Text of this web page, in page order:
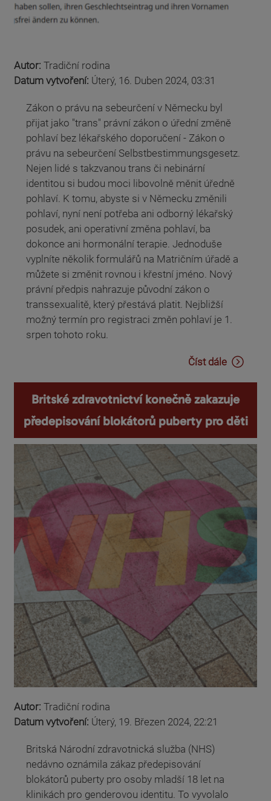
Autor: Tradiční rodina
Datum vytvoření: Úterý, 16. Duben 2024, 03:31
Zákon o právu na sebeurčení v Německu byl
přijat jako "trans" právní zákon o úřední změně
pohlaví bez lékařského doporučení - Zákon o
právu na sebeurčení Selbstbestimmungsgesetz.
Nejen lidé s takzvanou trans či nebinární
identitou si budou moci libovolně měnit úředně
pohlaví. K tomu, abyste si v Německu změnili
pohlaví, nyní není potřeba ani odborný lékařský
posudek, ani operativní změna pohlaví, ba
dokonce ani hormonální terapie. Jednoduše
vyplníte několik formulářů na Matričním úřadě a
můžete si změnit rovnou i křestní jméno. Nový
právní předpis nahrazuje původní zákon o
transsexualitě, který přestává platit. Nejbližší
možný termín pro registraci změn pohlaví je 1.
srpen tohoto roku.
Číst dále
Britské zdravotnictví konečně zakazuje
předepisování blokátorů puberty pro děti
Autor: Tradiční rodina
Datum vytvoření: Úterý, 19. Březen 2024, 22:21
Britská Národní zdravotnická služba (NHS)
nedávno oznámila zákaz předepisování
blokátorů puberty pro osoby mladší 18 let na
klinikách pro genderovou identitu. To vyvolalo